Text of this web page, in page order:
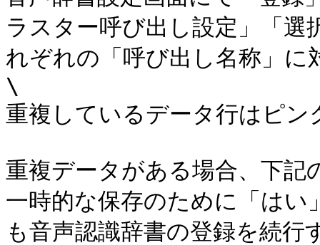
ラスター呼び出し設定」「選
れぞれの「呼び出し名称」
\
重複しているデータ行はピン
重複データがある場合、下
一時的な保存のために「は
も音声認識辞書の登録を続行